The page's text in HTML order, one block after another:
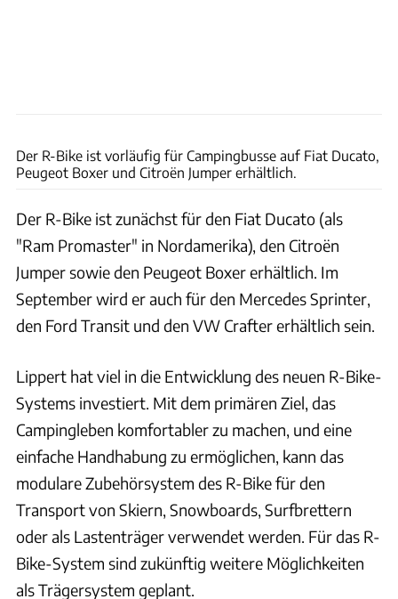
Der R-Bike ist vorläufig für Campingbusse auf Fiat Ducato,
Peugeot Boxer und Citroën Jumper erhältlich.
Der R-Bike ist zunächst für den Fiat Ducato (als
"Ram Promaster" in Nordamerika), den Citroën
Jumper sowie den Peugeot Boxer erhältlich. Im
September wird er auch für den Mercedes Sprinter,
den Ford Transit und den VW Crafter erhältlich sein.
Lippert hat viel in die Entwicklung des neuen R-Bike-
Systems investiert. Mit dem primären Ziel, das
Campingleben komfortabler zu machen, und eine
einfache Handhabung zu ermöglichen, kann das
modulare Zubehörsystem des R-Bike für den
Transport von Skiern, Snowboards, Surfbrettern
oder als Lastenträger verwendet werden. Für das R-
Bike-System sind zukünftig weitere Möglichkeiten
als Trägersystem geplant.